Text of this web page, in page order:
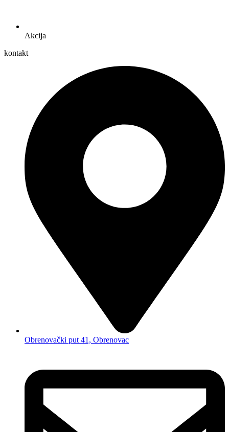
Akcija
kontakt
Obrenovački put 41, Obrenovac